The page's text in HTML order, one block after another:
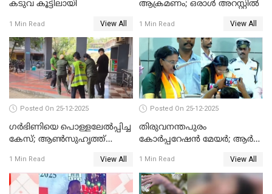
കടുവ കൂട്ടിലായി
1 Min Read View All
ആക്രമണം; ഒരാള്‍ അറസ്റ്റില്‍
1 Min Read View All
Posted On 25-12-2025
ഗര്‍ഭിണിയെ പൊള്ളലേല്‍പ്പിച്ച
കേസ്; ആണ്‍സുഹൃത്ത്
1 Min Read View All
Posted On 25-12-2025
തിരുവനന്തപുരം
കോര്‍പ്പറേഷന്‍ മേയർ; ആര്‍
1 Min Read View All